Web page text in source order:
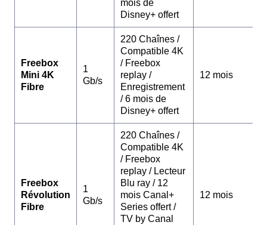
mois de
Disney+ offert
Freebox
Mini 4K
Fibre
1
Gb/s
220 Chaînes /
Compatible 4K
/ Freebox
replay /
Enregistrement
/ 6 mois de
Disney+ offert
12 mois
Freebox
Révolution
Fibre
1
Gb/s
220 Chaînes /
Compatible 4K
/ Freebox
replay / Lecteur
Blu ray / 12
mois Canal+
Series offert /
TV by Canal
12 mois